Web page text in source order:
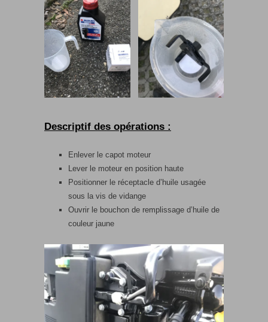
Descriptif des opérations :
Enlever le capot moteur
Lever le moteur en position haute
Positionner le réceptacle d’huile usagée
sous la vis de vidange
Ouvrir le bouchon de remplissage d’huile de
couleur jaune